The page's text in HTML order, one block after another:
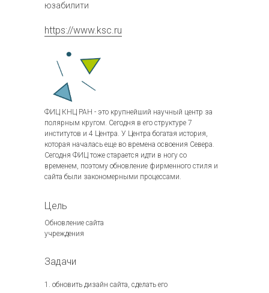
юзабилити
Задачи
https://www.ksc.ru
1. обновить дизайн сайта, сделать его
ФИЦ КНЦ РАН - это крупнейший научный центр за
полярным кругом. Сегодня в его структуре 7
институтов и 4 Центра. У Центра богатая история,
которая началась еще во времена освоения Севера.
Сегодня ФИЦ тоже старается идти в ногу со
временем, поэтому обновление фирменного стиля и
сайта были закономерными процессами.
Цель
Обновление сайта
учреждения